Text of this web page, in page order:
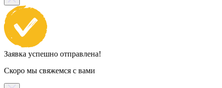
Заявка успешно отправлена!
Скоро мы свяжемся с вами